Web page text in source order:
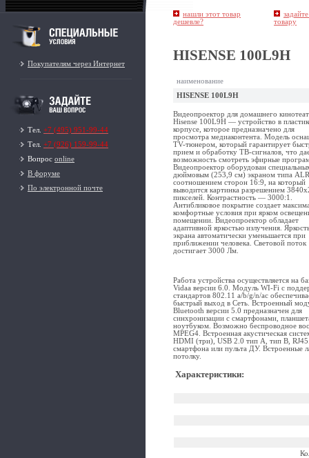
Покупателям через Интернет
Тел. +7 (495) 951-99-44
Тел. +7 (926) 159-99-44
Вопрос online
В форуме
По электронной почте
нашли этот товар
дешевле?
товару
HISENSE 100L9H
наименование
HISENSE 100L9H
Видеопроектор для домашнего
Hisense 100L9H — устройство в
корпусе, которое предназначено для
просмотра медиаконтента. Модель
TV-тюнером, который гарантирует
прием и обработку ТВ-сигналов, что
возможность смотреть эфирные
Видеопроектор оборудован
дюймовым (253,9 см) экраном типа
соотношением сторон 16:9, на который
выводится картинка разрешением
пикселей. Контрастность — 3000:1.
Антибликовое покрытие создает
комфортные условия при ярком
помещении. Видеопроектор обладает
адаптивной яркостью излучения.
экрана автоматически уменьшается при
приближении человека. Световой поток
достигает 3000 Лм.
Работа устройства осуществляется на
Vidaa версии 6.0. Модуль WI-Fi с
стандартов 802.11 a/b/g/n/ac
быстрый выход в Сеть. Встроенный
Bluetooth версии 5.0 предназначен для
синхронизации с смартфонами,
ноутбуком. Возможно беспроводное
MPEG4. Встроенная акустическая
HDMI (три), USB 2.0 тип А, тип B,
смартфона или пульта ДУ. Встроенные
потолку.
Характеристики: